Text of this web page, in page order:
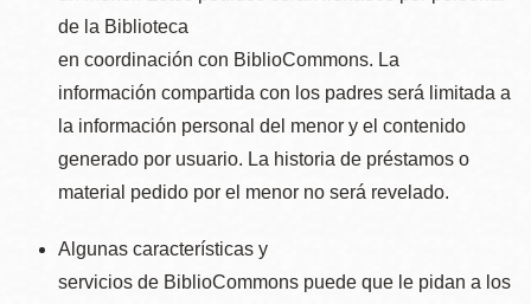
de la Biblioteca
en coordinación con BiblioCommons. La
información compartida con los padres será limitada a
la información personal del menor y el contenido
generado por usuario. La historia de préstamos o
material pedido por el menor no será revelado.
Algunas características y
servicios de BiblioCommons puede que le pidan a los